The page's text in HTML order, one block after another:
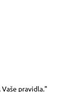
Vaše pravidla."